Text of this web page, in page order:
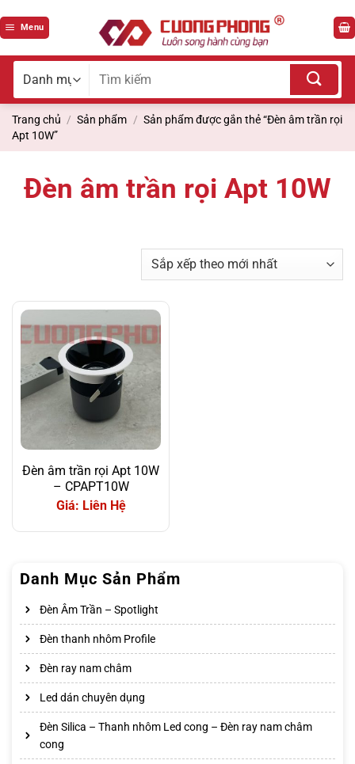
qua
Menu
Tìm
Trang chủ / Sản phẩm / Sản phẩm được gắn thẻ “Đèn âm trần rọi
Apt 10W”
Danh Mục Sản Phẩm
Đèn Âm Trần – Spotlight
Đèn thanh nhôm Profile
Đèn ray nam châm
Led dán chuyên dụng
Đèn Silica – Thanh nhôm Led cong – Đèn ray nam châm
cong
Đèn âm trần rọi Apt 10W
Đèn âm trần rọi Apt 10W
– CPAPT10W
Giá: Liên Hệ